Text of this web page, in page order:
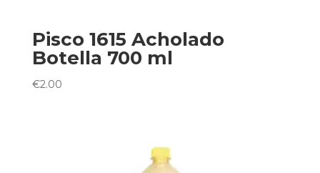
Pisco 1615 Acholado
Botella 700 ml
€2.00